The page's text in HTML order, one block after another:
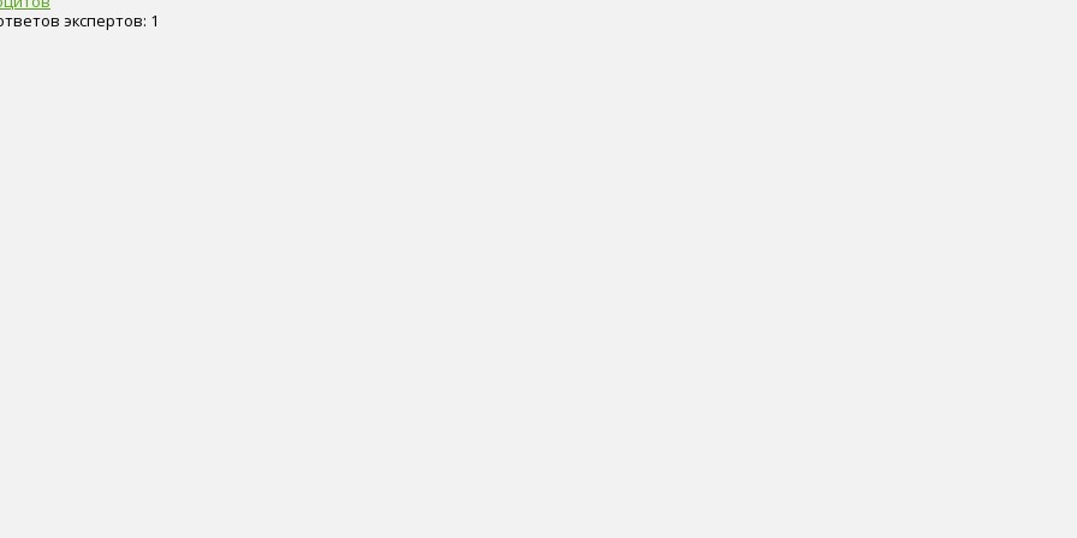
экспертов: 1